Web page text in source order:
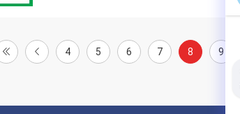
4 5 6 7 8 9